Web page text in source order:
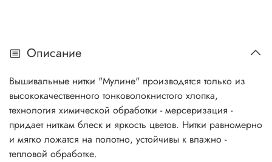
Описание
Вышивальные нитки "Мулине" производятся только из
высококачественного тонковолокнистого хлопка,
технология химической обработки - мерсеризация -
придает ниткам блеск и яркость цветов. Нитки равномерно
и мягко ложатся на полотно, устойчивы к влажно -
тепловой обработке.